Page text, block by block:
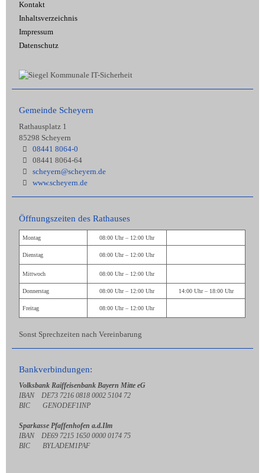
Kontakt
Inhaltsverzeichnis
Impressum
Datenschutz
Gemeinde Scheyern
Rathausplatz 1
85298 Scheyern
08441 8064-0
08441 8064-64
scheyern@scheyern.de
www.scheyern.de
Öffnungszeiten des Rathauses
Montag 08:00 Uhr – 12:00 Uhr
Dienstag 08:00 Uhr – 12:00 Uhr
Mittwoch 08:00 Uhr – 12:00 Uhr
Donnerstag 08:00 Uhr – 12:00 Uhr 14:00 Uhr – 18:00 Uhr
Freitag 08:00 Uhr – 12:00 Uhr
Sonst Sprechzeiten nach Vereinbarung
Bankverbindungen:
Volksbank Raiffeisenbank Bayern Mitte eG
IBAN DE73 7216 0818 0002 5104 72
BIC GENODEF1INP
Sparkasse Pfaffenhofen a.d.Ilm
IBAN DE69 7215 1650 0000 0174 75
BIC BYLADEM1PAF